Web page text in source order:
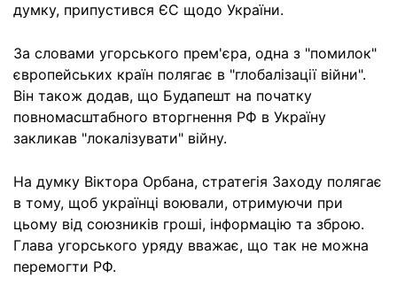
думку, припустився ЄС щодо України.
За словами угорського прем'єра, одна з "помилок"
європейських країн полягає в "глобалізації війни".
Він також додав, що Будапешт на початку
повномасштабного вторгнення РФ в Україну
закликав "локалізувати" війну.
На думку Віктора Орбана, стратегія Заходу полягає
в тому, щоб українці воювали, отримуючи при
цьому від союзників гроші, інформацію та зброю.
Глава угорського уряду вважає, що так не можна
перемогти РФ.